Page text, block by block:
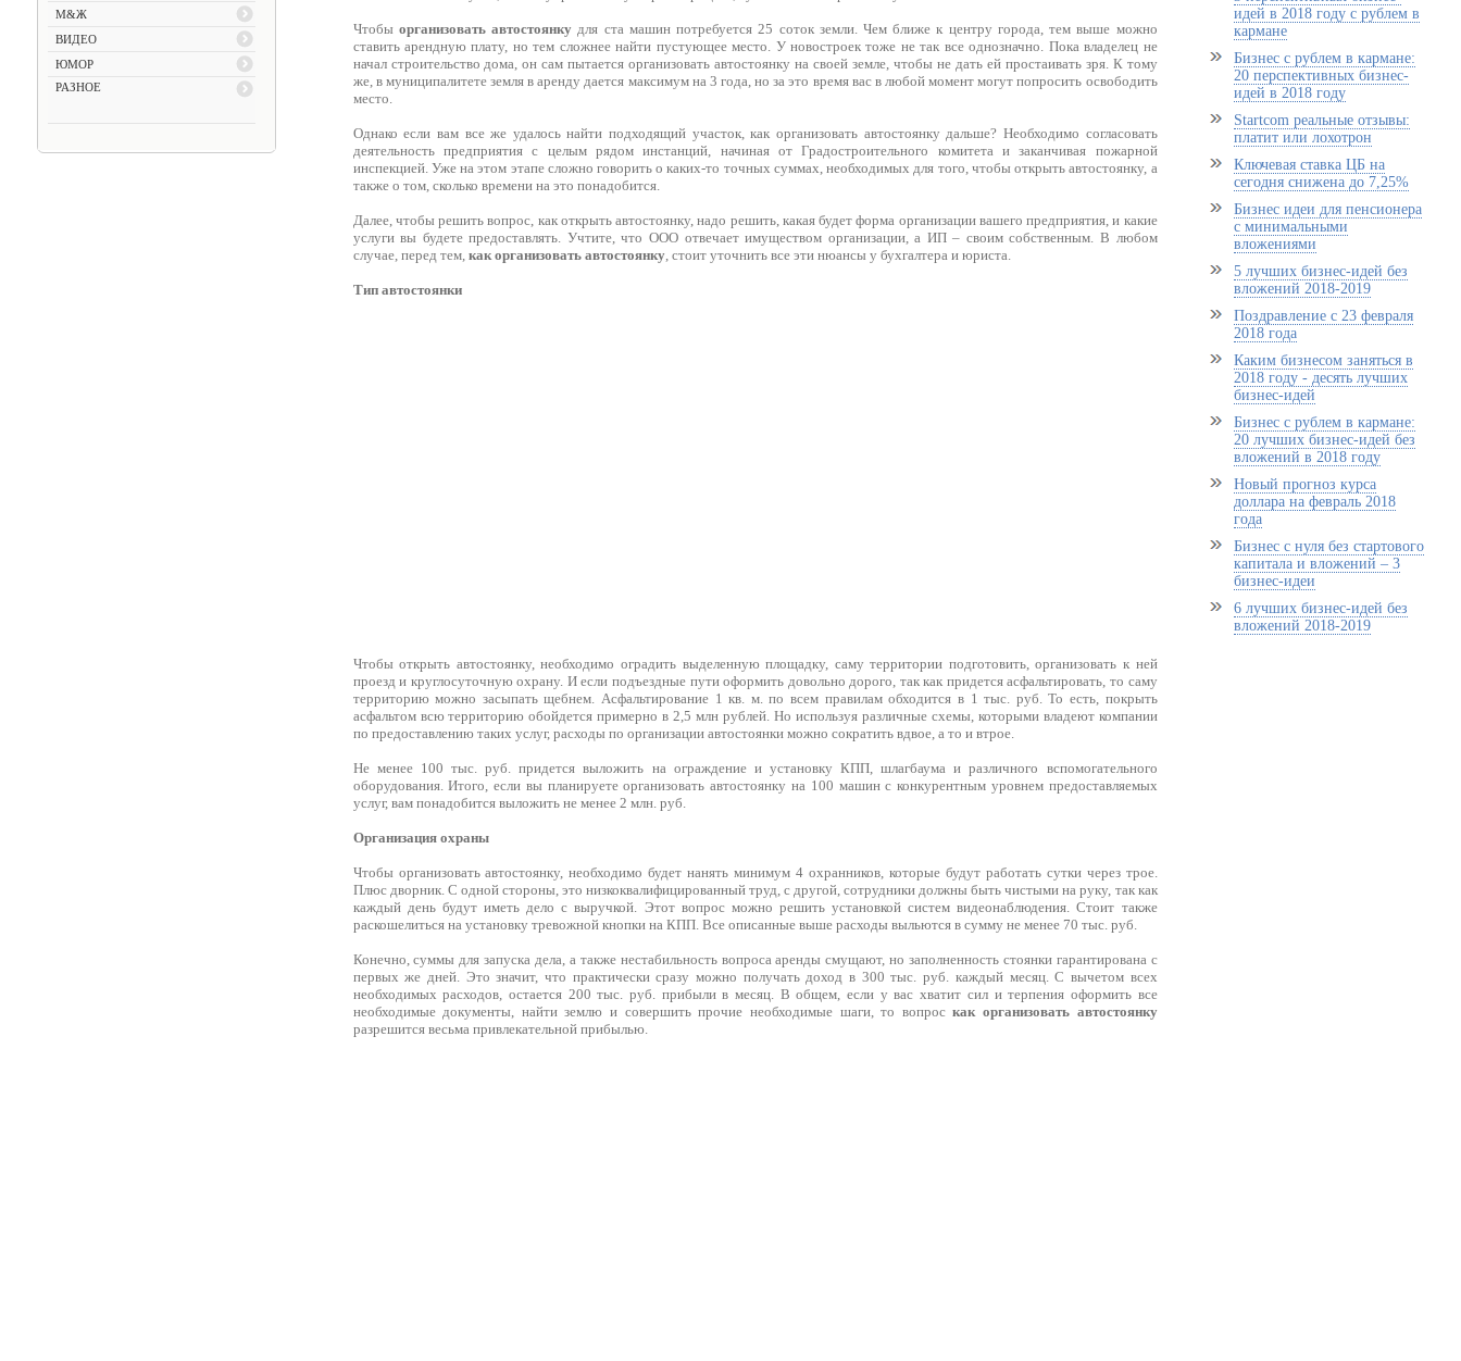
М&Ж
ВИДЕО
ЮМОР
РАЗНОЕ
Чтобы организовать автостоянку для ста машин потребуется 25 соток земли. Чем ближе к центру города, тем выше можно
ставить арендную плату, но тем сложнее найти пустующее место. У новостроек тоже не так все однозначно. Пока владелец не
начал строительство дома, он сам пытается организовать автостоянку на своей земле, чтобы не дать ей простаивать зря. К тому
же, в муниципалитете земля в аренду дается максимум на 3 года, но за это время вас в любой момент могут попросить освободить
место.
Однако если вам все же удалось найти подходящий участок, как организовать автостоянку дальше? Необходимо согласовать
деятельность предприятия с целым рядом инстанций, начиная от Градостроительного комитета и заканчивая пожарной
инспекцией. Уже на этом этапе сложно говорить о каких-то точных суммах, необходимых для того, чтобы открыть автостоянку, а
также о том, сколько времени на это понадобится.
Далее, чтобы решить вопрос, как открыть автостоянку, надо решить, какая будет форма организации вашего предприятия, и какие
услуги вы будете предоставлять. Учтите, что ООО отвечает имуществом организации, а ИП – своим собственным. В любом
случае, перед тем, как организовать автостоянку, стоит уточнить все эти нюансы у бухгалтера и юриста.
Тип автостоянки
Чтобы открыть автостоянку, необходимо оградить выделенную площадку, саму территории подготовить, организовать к ней
проезд и круглосуточную охрану. И если подъездные пути оформить довольно дорого, так как придется асфальтировать, то саму
территорию можно засыпать щебнем. Асфальтирование 1 кв. м. по всем правилам обходится в 1 тыс. руб. То есть, покрыть
асфальтом всю территорию обойдется примерно в 2,5 млн рублей. Но используя различные схемы, которыми владеют компании
по предоставлению таких услуг, расходы по организации автостоянки можно сократить вдвое, а то и втрое.
Не менее 100 тыс. руб. придется выложить на ограждение и установку КПП, шлагбаума и различного вспомогательного
оборудования. Итого, если вы планируете организовать автостоянку на 100 машин с конкурентным уровнем предоставляемых
услуг, вам понадобится выложить не менее 2 млн. руб.
Организация охраны
Чтобы организовать автостоянку, необходимо будет нанять минимум 4 охранников, которые будут работать сутки через трое.
Плюс дворник. С одной стороны, это низкоквалифицированный труд, с другой, сотрудники должны быть чистыми на руку, так как
каждый день будут иметь дело с выручкой. Этот вопрос можно решить установкой систем видеонаблюдения. Стоит также
раскошелиться на установку тревожной кнопки на КПП. Все описанные выше расходы выльются в сумму не менее 70 тыс. руб.
Конечно, суммы для запуска дела, а также нестабильность вопроса аренды смущают, но заполненность стоянки гарантирована с
первых же дней. Это значит, что практически сразу можно получать доход в 300 тыс. руб. каждый месяц. С вычетом всех
необходимых расходов, остается 200 тыс. руб. прибыли в месяц. В общем, если у вас хватит сил и терпения оформить все
необходимые документы, найти землю и совершить прочие необходимые шаги, то вопроскак организовать автостоянку
разрешится весьма привлекательной прибылью.
идей в 2018 году с рублем в
кармане
Бизнес с рублем в кармане:
20 перспективных бизнес-
идей в 2018 году
Startcom реальные отзывы:
платит или лохотрон
Ключевая ставка ЦБ на
сегодня снижена до 7,25%
Бизнес идеи для пенсионера
с минимальными
вложениями
5 лучших бизнес-идей без
вложений 2018-2019
Поздравление с 23 февраля
2018 года
Каким бизнесом заняться в
2018 году - десять лучших
бизнес-идей
Бизнес с рублем в кармане:
20 лучших бизнес-идей без
вложений в 2018 году
Новый прогноз курса
доллара на февраль 2018
года
Бизнес с нуля без стартового
капитала и вложений – 3
бизнес-идеи
6 лучших бизнес-идей без
вложений 2018-2019